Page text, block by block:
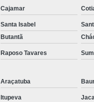
Corte de Chapa a
Corte de Chapa
Cajamar
Santa Isabel
Butantã
Raposo Tavares
Araçatuba
Itupeva